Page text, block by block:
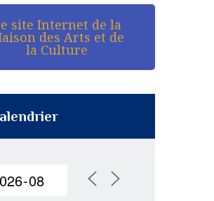
site Internet de la
des Arts et de
la Culture